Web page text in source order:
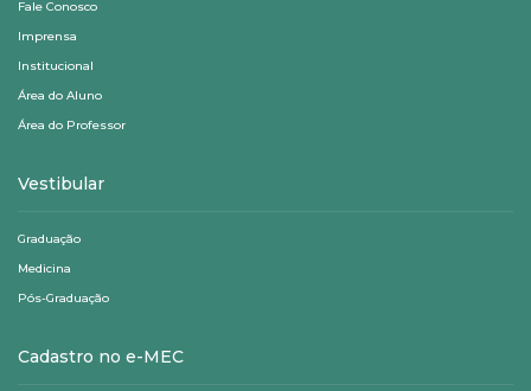
Fale Conosco
Imprensa
Institucional
Área do Aluno
Área do Professor
Vestibular
Graduação
Medicina
Pós-Graduação
Cadastro no e-MEC